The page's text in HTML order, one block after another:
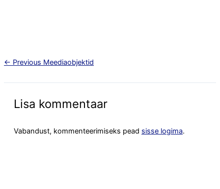
← Previous Meediaobjektid
Lisa kommentaar
Vabandust, kommenteerimiseks pead sisse logima.